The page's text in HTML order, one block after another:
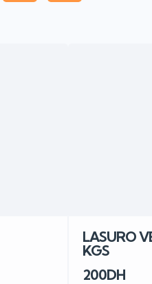
LASURO
KGS
200DH